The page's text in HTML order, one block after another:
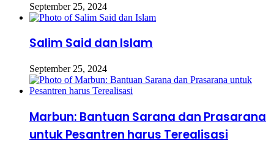
September 25, 2024
Salim Said dan Islam
September 25, 2024
Marbun: Bantuan Sarana dan Prasarana
untuk Pesantren harus Terealisasi